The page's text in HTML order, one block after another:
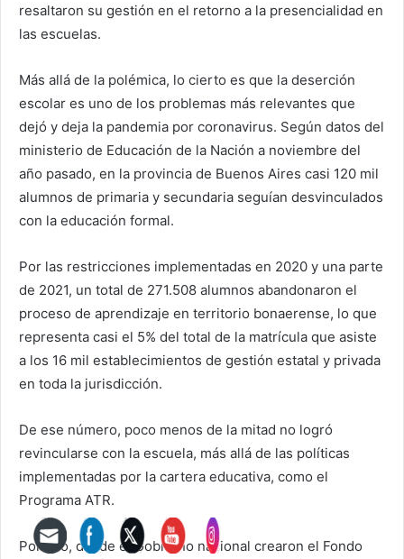
resaltaron su gestión en el retorno a la presencialidad en
las escuelas.
Más allá de la polémica, lo cierto es que la deserción
escolar es uno de los problemas más relevantes que
dejó y deja la pandemia por coronavirus. Según datos del
ministerio de Educación de la Nación a noviembre del
año pasado, en la provincia de Buenos Aires casi 120 mil
alumnos de primaria y secundaria seguían desvinculados
con la educación formal.
Por las restricciones implementadas en 2020 y una parte
de 2021, un total de 271.508 alumnos abandonaron el
proceso de aprendizaje en territorio bonaerense, lo que
representa casi el 5% del total de la matrícula que asiste
a los 16 mil establecimientos de gestión estatal y privada
en toda la jurisdicción.
De ese número, poco menos de la mitad no logró
revincularse con la escuela, más allá de las políticas
implementadas por la cartera educativa, como el
Programa ATR.
Por ello, desde el Gobierno nacional crearon el Fondo